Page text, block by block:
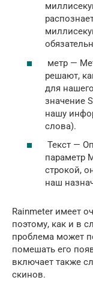
метр —
решают,
для
значение
нашу
слова).
Текст —
параметр
строкой,
наш
Rainmeter имеет
поэтому, как и в
проблема может
помешать его
включает также
скинов.